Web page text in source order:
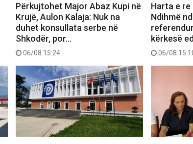
Përkujtohet Major Abaz Kupi në
Krujë, Aulon Kalaja: Nuk na
duhet konsullata serbe në
Shkodër, por…
06/08 15:24
Harta e re
Ndihmë
kërkesë
06/08